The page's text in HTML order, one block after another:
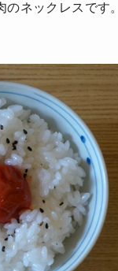
ネックレスです。